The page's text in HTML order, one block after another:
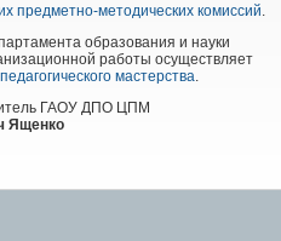
предметно-методических комиссий.
образования и науки
работы осуществляет
мастерства.
ГАОУ ДПО ЦПМ
Ященко